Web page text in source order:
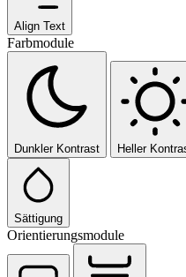
Align Text
Farbmodule
Dunkler Kontrast Heller
Sättigung
Orientierungsmodule